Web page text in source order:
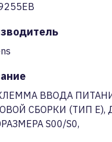
ВВОДА
СБОРКИ (ТИП E),
S00/S0,